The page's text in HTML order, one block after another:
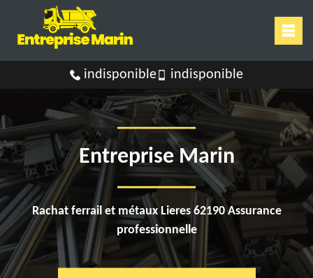
indisponible indisponible
Entreprise Marin
Rachat ferrail et métaux Lieres 62190 Assurance
professionnelle